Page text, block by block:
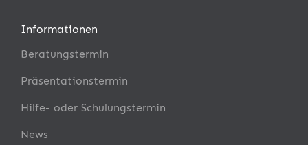
Informationen
Beratungstermin
Präsentationstermin
Hilfe- oder Schulungstermin
News